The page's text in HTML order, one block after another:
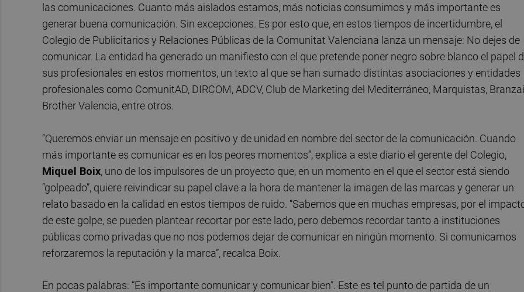
las comunicaciones. Cuanto más aislados estamos, más noticias consumimos y más importante es
generar buena comunicación. Sin excepciones. Es por esto que, en estos tiempos de incertidumbre, el
Colegio de Publicitarios y Relaciones Públicas de la Comunitat Valenciana lanza un mensaje: No dejes de
comunicar. La entidad ha generado un manifiesto con el que pretende poner negro sobre blanco el papel
sus profesionales en estos momentos, un texto al que se han sumado distintas asociaciones y entidades
profesionales como ComunitAD, DIRCOM, ADCV, Club de Marketing del Mediterráneo, Marquistas,
Brother Valencia, entre otros.
“Queremos enviar un mensaje en positivo y de unidad en nombre del sector de la comunicación. Cuando
más importante es comunicar es en los peores momentos”, explica a este diario el gerente del Colegio,
Miquel Boix, uno de los impulsores de un proyecto que, en un momento en el que el sector está siendo
“golpeado”, quiere reivindicar su papel clave a la hora de mantener la imagen de las marcas y generar un
relato basado en la calidad en estos tiempos de ruido. “Sabemos que en muchas empresas, por el
de este golpe, se pueden plantear recortar por este lado, pero debemos recordar tanto a instituciones
públicas como privadas que no nos podemos dejar de comunicar en ningún momento. Si comunicamos
reforzaremos la reputación y la marca”, recalca Boix.
En pocas palabras: “Es importante comunicar y comunicar bien”. Este es tel punto de partida de un